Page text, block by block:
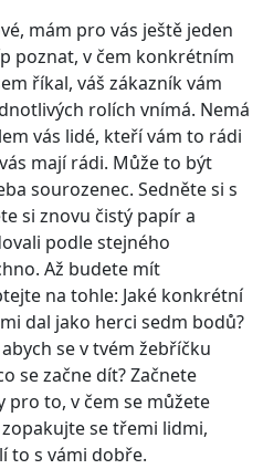
mám pro vás ještě jeden
poznat, v čem konkrétním
říkal, váš zákazník vám
rolích vnímá. Nemá
vás lidé, kteří vám to rádi
mají rádi. Může to být
sourozenec. Sedněte si s
si znovu čistý papír a
podle stejného
Až budete mít
na tohle: Jaké konkrétní
dal jako herci sedm bodů?
se v tvém žebříčku
se začne dít? Začnete
to, v čem se můžete
se třemi lidmi,
to s vámi dobře.